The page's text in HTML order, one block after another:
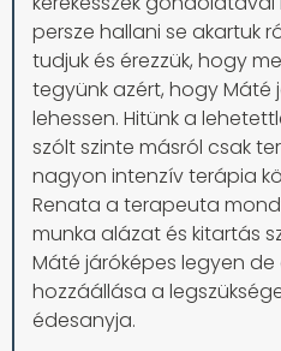
persze hallani se akartuk
tudjuk és érezzük, hogy
tegyünk azért, hogy Máté
lehessen. Hitünk a
szólt szinte másról csak
nagyon intenzív terápia
Renata a terapeuta
munka alázat és kitartás
Máté járóképes legyen
hozzáállása a
édesanyja.